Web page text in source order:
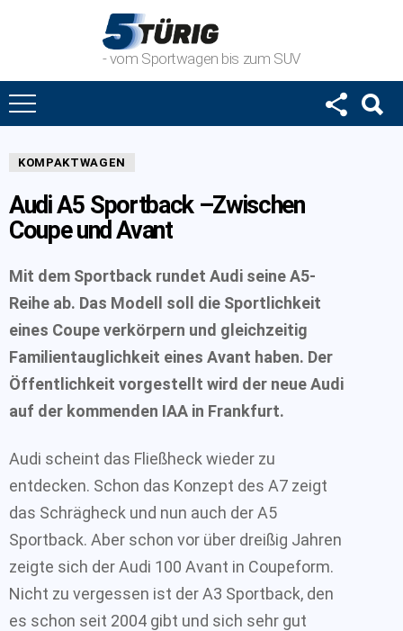
- vom Sportwagen bis zum SUV
KOMPAKTWAGEN
Audi A5 Sportback –Zwischen
Coupe und Avant
Mit dem Sportback rundet Audi seine A5-
Reihe ab. Das Modell soll die Sportlichkeit
eines Coupe verkörpern und gleichzeitig
Familientauglichkeit eines Avant haben. Der
Öffentlichkeit vorgestellt wird der neue Audi
auf der kommenden IAA in Frankfurt.
Audi scheint das Fließheck wieder zu
entdecken. Schon das Konzept des A7 zeigt
das Schrägheck und nun auch der A5
Sportback. Aber schon vor über dreißig Jahren
zeigte sich der Audi 100 Avant in Coupeform.
Nicht zu vergessen ist der A3 Sportback, den
es schon seit 2004 gibt und sich sehr gut